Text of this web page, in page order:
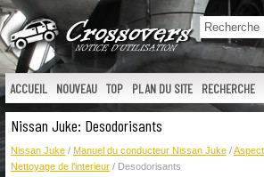
ACCUEIL NOUVEAU TOP PLAN DU SITE RECHERCHE
Nissan Juke: Desodorisants
Nissan Juke / Manuel du conducteur Nissan Juke /
Nettoyage de l'interieur / Desodorisants